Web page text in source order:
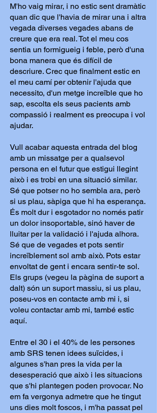
M'ho vaig mirar, i no estic sent dramàtic
quan dic que l'havia de mirar una i altra
vegada diverses vegades abans de
creure que era real. Tot el meu cos
sentia un formigueig i feble, però d'una
bona manera que és difícil de
descriure. Crec que finalment estic en
el meu camí per obtenir l'ajuda que
necessito, d'un metge increïble que ho
sap, escolta els seus pacients amb
compassió i realment es preocupa i vol
ajudar.
Vull acabar aquesta entrada del blog
amb un missatge per a qualsevol
persona en el futur que estigui llegint
això i es trobi en una situació similar.
Sé que potser no ho sembla ara, però
si us plau, sàpiga que hi ha esperança.
És molt dur i esgotador no només patir
un dolor insoportable, sinó haver de
lluitar per la validació i l'ajuda alhora.
Sé que de vegades et pots sentir
increïblement sol amb això. Pots estar
envoltat de gent i encara sentir-te sol.
Els grups (vegeu la pàgina de suport a
dalt) són un suport massiu, si us plau,
poseu-vos en contacte amb mi i, si
voleu contactar amb mi, també estic
aquí.
Entre el 30 i el 40% de les persones
amb SRS tenen idees suïcides, i
algunes s'han pres la vida per la
desesperació que això i les situacions
que s'hi plantegen poden provocar. No
em fa vergonya admetre que he tingut
uns dies molt foscos, i m'ha passat pel